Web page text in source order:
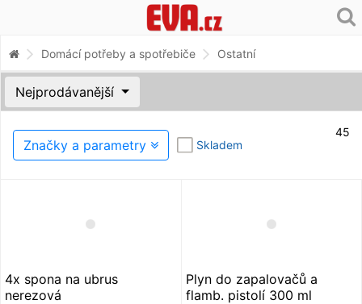
Domácí potřeby a spotřebiče Ostatní
Nejprodávanější
45
Značky a parametry Skladem
4x spona na ubrus
nerezová
Plyn do zapalovačů a
flamb. pistolí 300 ml